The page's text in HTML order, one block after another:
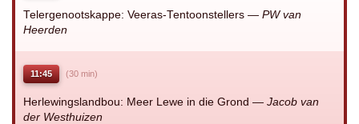
Telergenootskappe: Veeras-Tentoonstellers — PW van
Heerden
11:45 (30 min)
Herlewingslandbou: Meer Lewe in die Grond — Jacob van
der Westhuizen